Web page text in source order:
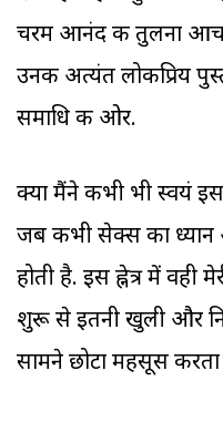
चरम आनंद की तुलना
उनकी अत्यंत लोकप्रिय
समाधि की ओर.
क्या मैंने कभी भी स्वयं
जब कभी सेक्स का ध्यान
होती है. इस ह्नेत्र में वही
शुरू से इतनी खुली और
सामने छोटा महसूस करता